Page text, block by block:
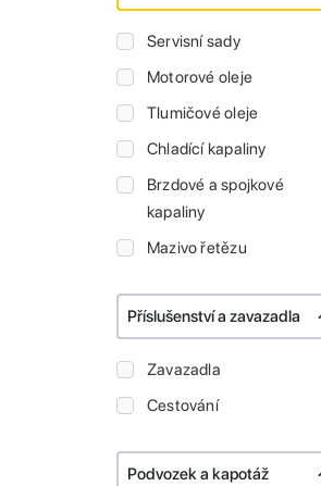
Servisní sady
Motorové oleje
Tlumičové oleje
Chladící kapaliny
Brzdové a spojkové
kapaliny
Mazivo řetězu
Příslušenství a zavazadla
Zavazadla
Cestování
Podvozek a kapotáž